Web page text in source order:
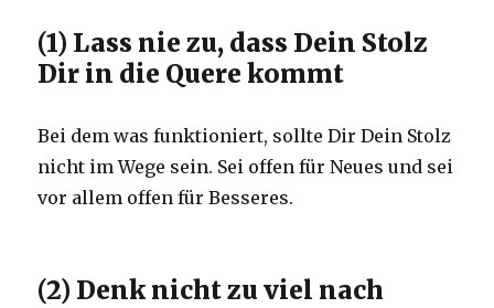
(1) Lass nie zu, dass Dein Stolz
Dir in die Quere kommt
Bei dem was funktioniert, sollte Dir Dein Stolz
nicht im Wege sein. Sei offen für Neues und sei
vor allem offen für Besseres.
(2) Denk nicht zu viel nach